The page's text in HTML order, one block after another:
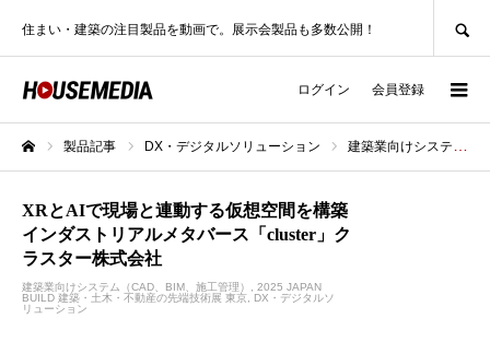
住まい・建築の注目製品を動画で。展示会製品も多数公開！
ログイン 会員登録
製品記事 DX・デジタルソリューション 建築業向けシステム（CAD、BIM、施工管理）
XRとAIで現場と連動する仮想空間を構築
インダストリアルメタバース「cluster」ク
ラスター株式会社
建築業向けシステム（CAD、BIM、施工管理）
2025 JAPAN
BUILD 建築・土木・不動産の先端技術展 東京
DX・デジタルソ
リューション